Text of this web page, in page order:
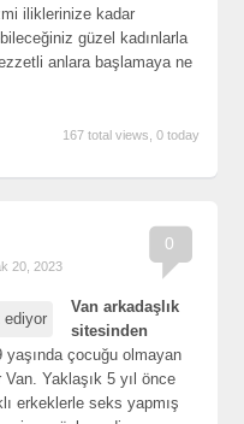
iliklerinize kadar
güzel kadınlarla
anlara başlamaya ne
167 total views, 0 today
0
20, 2023
Van arkadaşlık
sitesinden
yaşında çocuğu olmayan
Yaklaşık 5 yıl önce
erkeklerle seks yapmış